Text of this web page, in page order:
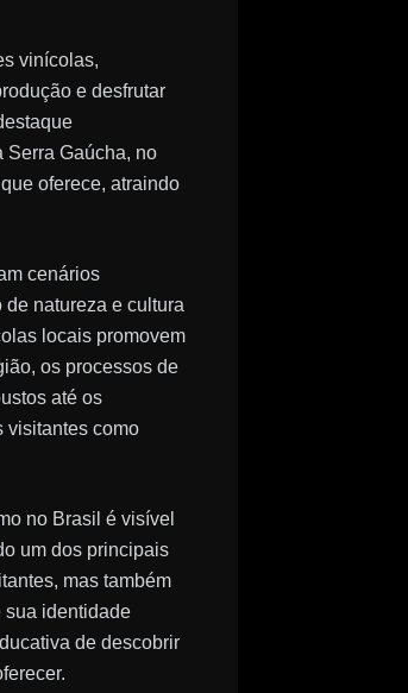
vinícolas,
e desfrutar
Serra Gaúcha, no
oferece, atraindo
cenários
natureza e cultura
locais promovem
os processos de
até os
visitantes como
no Brasil é visível
um dos principais
mas também
sua identidade
de descobrir